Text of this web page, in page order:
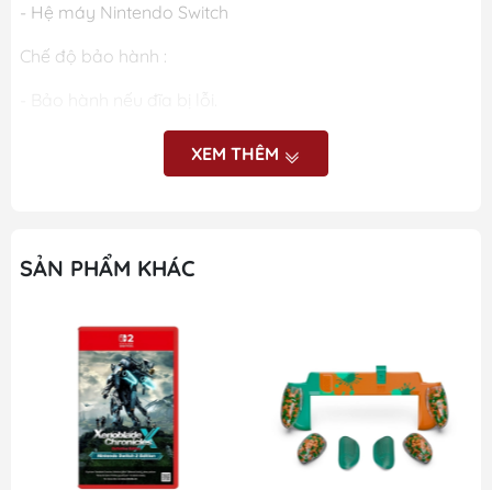
- Hệ máy Nintendo Switch
Chế độ bảo hành :
- Nhà phát hành : Nintendo
XEM THÊM
SẢN PHẨM KHÁC